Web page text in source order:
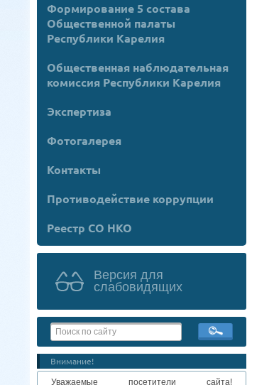
Формирование 5 состава
Общественной палаты
Республики Карелия
Общественная наблюдательная
комиссия Республики Карелия
Экспертиза
Фотогалерея
Контакты
Противодействие коррупции
Реестр СО НКО
Версия для
слабовидящих
Внимание!
Уважаемые посетители сайта!